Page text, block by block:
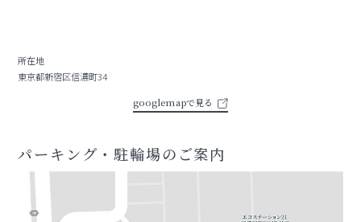
所在地
東京都新宿区信濃町34
googlemapで見る
パーキング・駐輪場のご案内